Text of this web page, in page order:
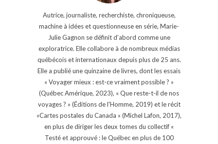
Autrice, journaliste, recherchiste, chroniqueuse,
machine à idées et questionneuse en série, Marie-
Julie Gagnon se définit d’abord comme une
exploratrice. Elle collabore à de nombreux médias
québécois et internationaux depuis plus de 25 ans.
Elle a publié une quinzaine de livres, dont les essais
« Voyager mieux : est-ce vraiment possible ? »
(Québec Amérique, 2023), « Que reste-t-il de nos
voyages ? » (Éditions de l'Homme, 2019) et le récit
«Cartes postales du Canada » (Michel Lafon, 2017),
en plus de diriger les deux tomes du collectif «
Testé et approuvé : le Québec en plus de 100